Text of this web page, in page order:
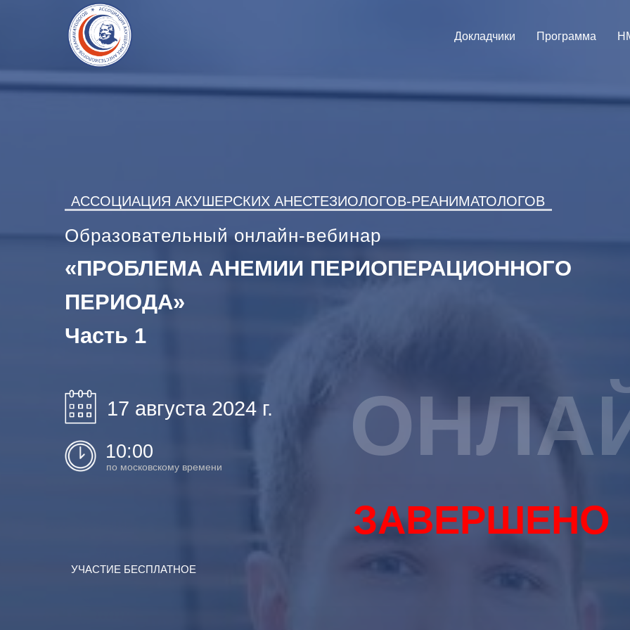
Докладчики Программа
Образовательный онлайн-вебинар
УЧАСТИЕ БЕСПЛАТНОЕ
«ПРОБЛЕМА АНЕМИИ ПЕРИОПЕРАЦИОННОГО
ПЕРИОДА»
Часть 1
17 августа 2024 г.
10:00
по московскому времени
АССОЦИАЦИЯ АКУШЕРСКИХ АНЕСТЕЗИОЛОГОВ-РЕАНИМАТОЛОГОВ
ЗАВЕРШЕНО